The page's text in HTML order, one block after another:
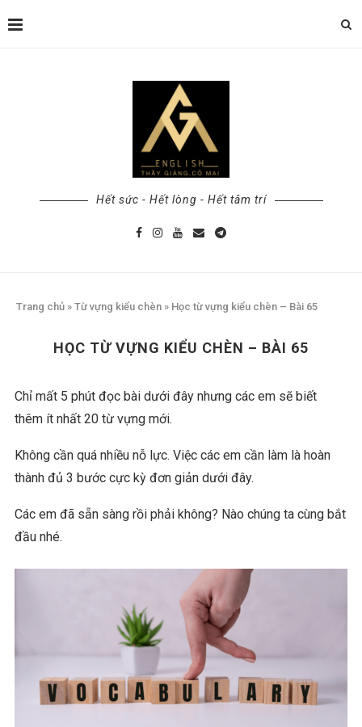
Hết sức - Hết lòng - Hết tâm trí
Trang chủ » Từ vựng kiểu chèn » Học từ vựng kiểu chèn – Bài 65
HỌC TỪ VỰNG KIỂU CHÈN – BÀI 65
Chỉ mất 5 phút đọc bài dưới đây nhưng các em sẽ biết
thêm ít nhất 20 từ vựng mới.
Không cần quá nhiều nỗ lực. Việc các em cần làm là hoàn
thành đủ 3 bước cực kỳ đơn giản dưới đây.
Các em đã sẵn sàng rồi phải không? Nào chúng ta cùng bắt
đầu nhé.